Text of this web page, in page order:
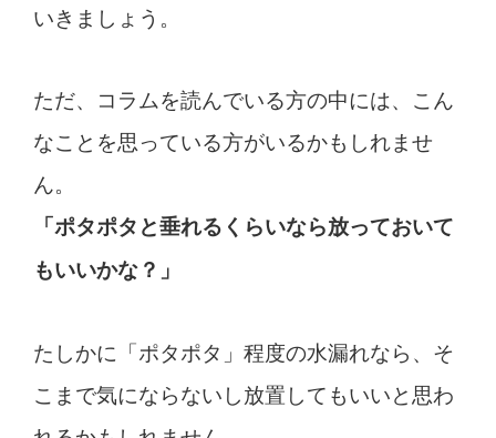
いきましょう。
ただ、コラムを読んでいる方の中には、こん
なことを思っている方がいるかもしれませ
ん。
「ポタポタと垂れるくらいなら放っておいて
もいいかな？」
たしかに「ポタポタ」程度の水漏れなら、そ
こまで気にならないし放置してもいいと思わ